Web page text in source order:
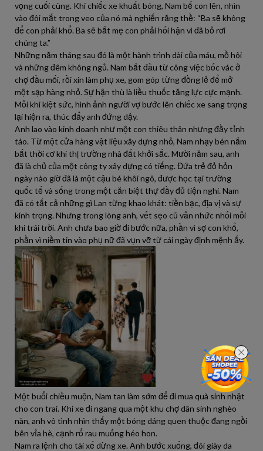
vọng cuối cùng. Khi chiếc xe khuất bóng, Nam bế con lên, nhìn
vào đôi mắt trong veo của nó mà nghiến răng thề: “Ba sẽ không
để con phải khổ. Ba sẽ bắt mẹ con phải hối hận vì đã bỏ rơi
chúng ta.”
Những năm tháng sau đó là một hành trình dài của máu, mồ hôi
và những đêm không ngủ. Nam bắt đầu từ công việc bốc vác ở
chợ đầu mối, rồi xin làm phụ xe, gom góp từng đồng lẻ để mở
một sạp hàng nhỏ. Sự hận thù là liều thuốc tăng lực cực mạnh.
Mỗi khi kiệt sức, hình ảnh người vợ bước lên chiếc xe sang trọng
lại hiện ra, thúc đẩy anh đứng dậy.
Anh lao vào kinh doanh như một con thiêu thân nhưng đầy tỉnh
táo. Từ một cửa hàng vật liệu xây dựng nhỏ, Nam nhạy bén nắm
bắt thời cơ khi thị trường nhà đất khởi sắc. Mười năm sau, anh
đã là chủ của một công ty xây dựng có tiếng. Đứa trẻ đỏ hỏn
ngày nào giờ đã là một cậu bé khôi ngô, được học tại trường
quốc tế và sống trong một căn biệt thự đầy đủ tiện nghi. Nam
đã có tất cả những gì Lan từng khao khát: tiền bạc, địa vị và sự
kính trọng. Nhưng trong lòng anh, vết sẹo cũ vẫn nhức nhối mỗi
khi trái trời. Anh chưa bao giờ đi bước nữa, phần vì sợ con khổ,
phần vì niềm tin vào phụ nữ đã vụn vỡ từ cái ngày định mệnh ấy.
Một buổi chiều muộn, Nam tan làm sớm để đi mua quà sinh nhật
cho con trai. Khi xe đi ngang qua một khu chợ dân sinh nghèo
nàn, anh vô tình nhìn thấy một bóng dáng quen thuộc đang ngồi
bên vỉa hè, cạnh rổ rau muống héo hon.
Nam ra lệnh cho tài xế dừng xe. Anh bước xuống, đôi giày da